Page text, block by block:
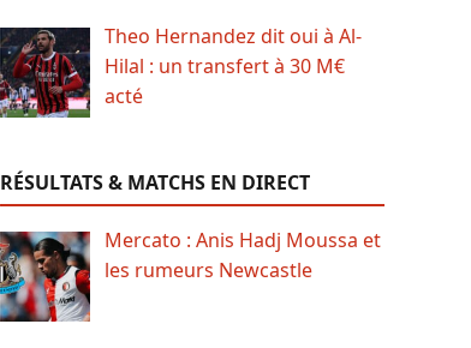
Theo Hernandez dit oui à Al-
Hilal : un transfert à 30 M€
acté
RÉSULTATS & MATCHS EN DIRECT
Mercato : Anis Hadj Moussa et
les rumeurs Newcastle